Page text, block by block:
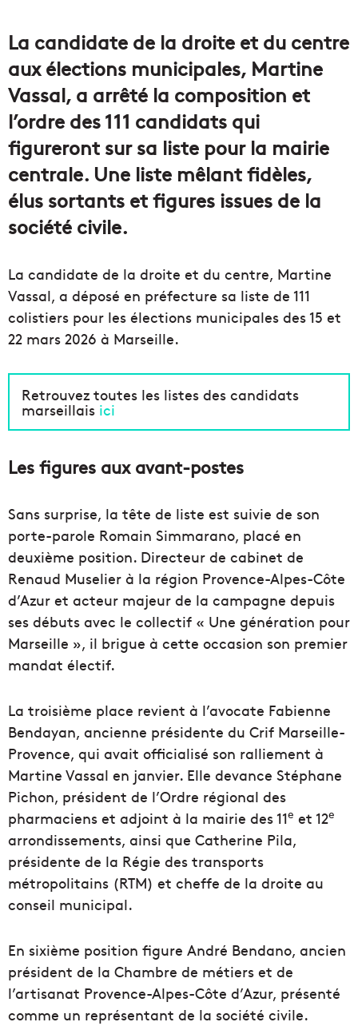
La candidate de la droite et du centre
aux élections municipales, Martine
Vassal, a arrêté la composition et
l’ordre des 111 candidats qui
figureront sur sa liste pour la mairie
centrale. Une liste mêlant fidèles,
élus sortants et figures issues de la
société civile.
La candidate de la droite et du centre, Martine
Vassal, a déposé en préfecture sa liste de 111
colistiers pour les élections municipales des 15 et
22 mars 2026 à Marseille.
Retrouvez toutes les listes des candidats
marseillais ici
Les figures aux avant-postes
Sans surprise, la tête de liste est suivie de son
porte-parole Romain Simmarano, placé en
deuxième position. Directeur de cabinet de
Renaud Muselier à la région Provence-Alpes-Côte
d’Azur et acteur majeur de la campagne depuis
ses débuts avec le collectif « Une génération pour
Marseille », il brigue à cette occasion son premier
mandat électif.
La troisième place revient à l’avocate Fabienne
Bendayan, ancienne présidente du Crif Marseille-
Provence, qui avait officialisé son ralliement à
Martine Vassal en janvier. Elle devance Stéphane
Pichon, président de l’Ordre régional des
pharmaciens et adjoint à la mairie des 11e et 12e
arrondissements, ainsi que Catherine Pila,
présidente de la Régie des transports
métropolitains (RTM) et cheffe de la droite au
conseil municipal.
En sixième position figure André Bendano, ancien
président de la Chambre de métiers et de
l’artisanat Provence-Alpes-Côte d’Azur, présenté
comme un représentant de la société civile.